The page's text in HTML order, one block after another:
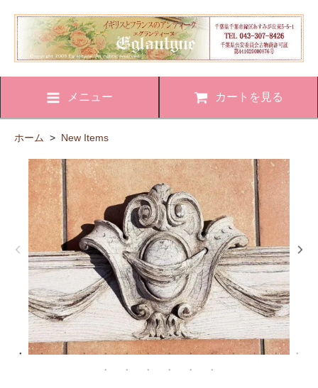
メニュー カートを見る
ホーム > New Items